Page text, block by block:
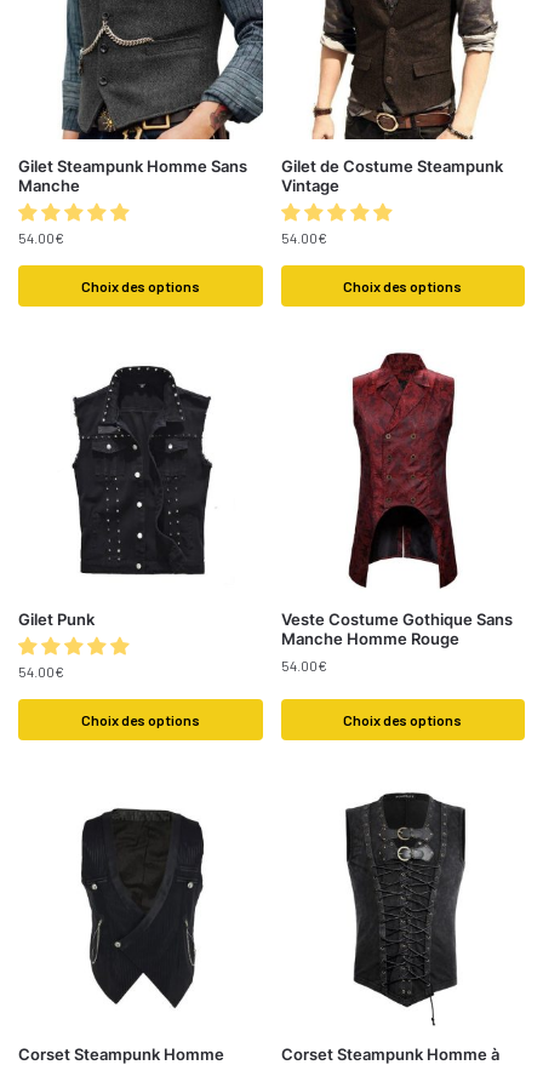
Gilet Steampunk Homme Sans
Manche
54.00€
Choix des options
Gilet de Costume Steampunk
Vintage
54.00€
Choix des options
Gilet Punk
54.00€
Choix des options
Veste Costume Gothique Sans
Manche Homme Rouge
54.00€
Choix des options
Corset Steampunk Homme
Corset Steampunk Homme à